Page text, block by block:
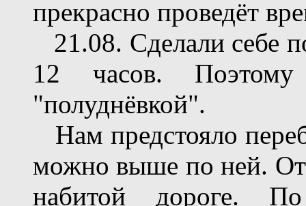
прекрасно проведёт
21.08. Сделали себе
12 часов.
"полуднёвкой".
Нам предстояло
можно выше по ней.
набитой дороге.